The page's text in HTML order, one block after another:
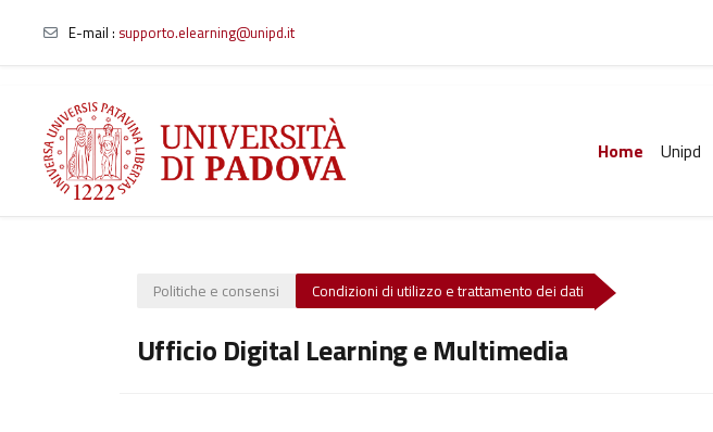
Vai al contenuto principale
E-mail : supporto.elearning@unipd.it
Home Unipd
Politiche e consensi Condizioni di utilizzo e trattamento dei dati
Ufficio Digital Learning e Multimedia